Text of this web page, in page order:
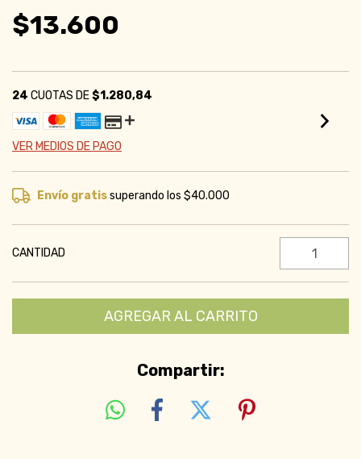
$13.600
24 CUOTAS DE$1.280,84
VER MEDIOS DE PAGO
Envío gratissuperando los$40.000
CANTIDAD
Compartir: